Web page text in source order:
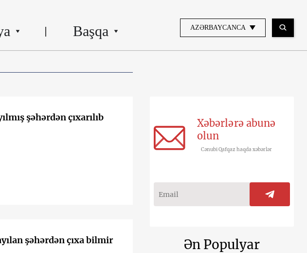
Başqa AZƏRBAYCANCA
şəhərdən çıxarılıb
şəhərdən çıxa bilmir
Xəbərlərə abunə
olun
Cənubi Qafqaz haqda xəbərlər
Ən Populyar